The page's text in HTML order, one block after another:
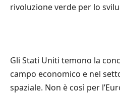
rivoluzione verde per lo
Gli Stati Uniti temono la
campo economico e nel
spaziale. Non è così per